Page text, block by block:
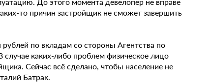
то причин застройщик не сможет завершить
по вкладам со стороны Агентства по
каких-либо проблем физическое лицо
Сейчас всё сделано, чтобы население не
Батрак.